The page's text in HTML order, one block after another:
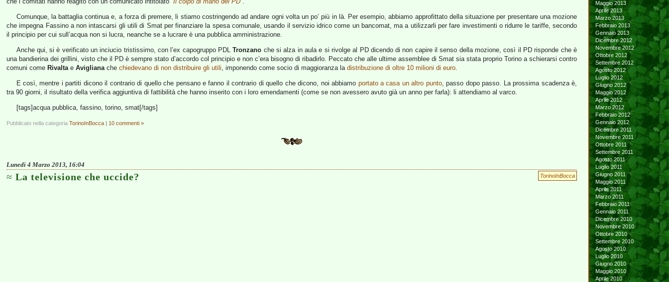
Comunque, la battaglia continua e, a forza di premere, li stiamo costringendo ad andare ogni volta un po’ più in là. Per esempio, abbiamo approfittato della situazione per presentare una mozione
che impegna Fassino a non intascarsi gli utili di Smat per finanziare la spesa comunale, usando il servizio idrico come un bancomat, ma a utilizzarli per fare investimenti o ridurre le tariffe, secondo
il principio per cui sull’acqua non si lucra, neanche se a lucrare è una pubblica amministrazione.
Anche qui, si è verificato un inciucio tristissimo, con l’ex capogruppo PDLTronzano che si alza in aula e si rivolge al PD dicendo di non capire il senso della mozione, così il PD risponde che è
una bandierina dei grillini, visto che il PD è sempre stato d’accordo col principio e non c’era bisogno di ribadirlo. Peccato che alle ultime assemblee di Smat sia stata proprio Torino a schierarsi contro
comuni come Rivaltae Aviglianache chiedevano di non distribuire gli utili, imponendo come socio di maggioranza la distribuzione di oltre 10 milioni di euro.
E così, mentre i partiti dicono il contrario di quello che pensano e fanno il contrario di quello che dicono, noi abbiamo portato a casa un altro punto, passo dopo passo. La prossima scadenza è,
tra 90 giorni, il risultato della verifica aggiuntiva di fattibilità che hanno inserito con i loro emendamenti (come se non avessero avuto già un anno per farla): li attendiamo al varco.
[tags]acqua pubblica, fassino, torino, smat[/tags]
Pubblicato nella categoria TorinoInBocca | 10 commenti »
Lunedì 4 Marzo 2013, 16:04
TorinoInBocca
La televisione che uccide?
Maggio 2013
Aprile 2013
Marzo 2013
Febbraio 2013
Gennaio 2013
Dicembre 2012
Novembre 2012
Ottobre 2012
Settembre 2012
Agosto 2012
Luglio 2012
Giugno 2012
Maggio 2012
Aprile 2012
Marzo 2012
Febbraio 2012
Gennaio 2012
Dicembre 2011
Novembre 2011
Ottobre 2011
Settembre 2011
Agosto 2011
Luglio 2011
Giugno 2011
Maggio 2011
Aprile 2011
Marzo 2011
Febbraio 2011
Gennaio 2011
Dicembre 2010
Novembre 2010
Ottobre 2010
Settembre 2010
Agosto 2010
Luglio 2010
Giugno 2010
Maggio 2010
Aprile 2010